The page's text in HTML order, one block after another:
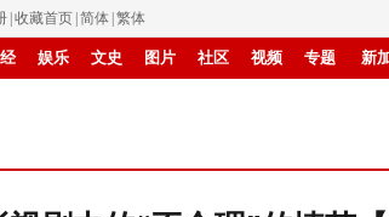
收藏首页 简体 繁体
娱乐 文史 图片 社区 视频 专题 新